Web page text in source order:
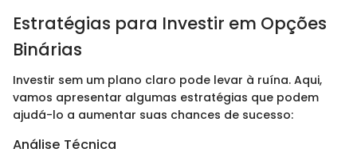
Estratégias para Investir em Opções
Binárias
Investir sem um plano claro pode levar à ruína. Aqui,
vamos apresentar algumas estratégias que podem
ajudá-lo a aumentar suas chances de sucesso:
Análise Técnica